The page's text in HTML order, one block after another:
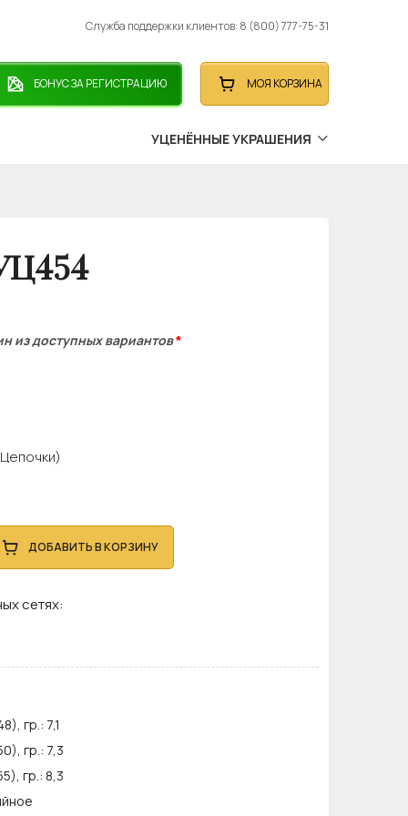
Служба поддержки клиентов: 8 (800) 777-75-31
БОНУС ЗА РЕГИСТРАЦИЮ МОЯ КОРЗИНА
УЦЕНЁННЫЕ УКРАШЕНИЯ
из доступных вариантов*
ДОБАВИТЬ В КОРЗИНУ
сетях:
гр.: 7,1
гр.: 7,3
гр.: 8,3